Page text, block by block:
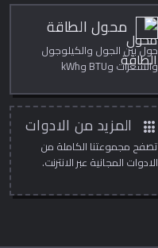
محول الطاقة
حول بين الجول والكيلوجول
والسعرات وBTU وkWh
apps المزيد من الادوات
تصفح مجموعتنا الكاملة من
الادوات المجانية عبر الانترنت.